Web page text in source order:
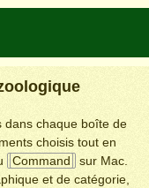
dans chaque boîte de
choisis tout en
Command
sur Mac.
et de catégorie,